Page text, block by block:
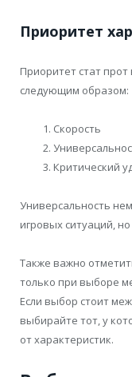
Приоритет
Приоритет стат
следующим образом:
Скорость
Критический
Универсальность
игровых ситуаций,
Также важно
только при выборе
Если выбор стоит
выбирайте тот, у
от характеристик.